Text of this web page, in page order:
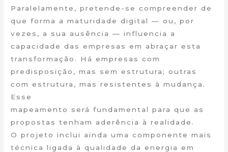
Paralelamente, pretende-se compreender de
que forma a maturidade digital — ou, por
vezes, a sua ausência — influencia a
capacidade das empresas em abraçar esta
transformação. Há empresas com
predisposição, mas sem estrutura; outras
com estrutura, mas resistentes à mudança.
Esse
mapeamento será fundamental para que as
propostas tenham aderência à realidade.
O projeto inclui ainda uma componente mais
técnica ligada à qualidade da energia em